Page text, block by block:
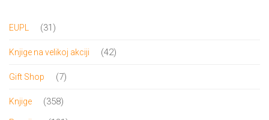
EUPL 3131
Knjige na velikoj akciji 4242
Gift Shop 77
Knjige 358358